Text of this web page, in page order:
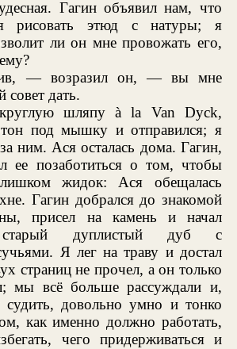
Гагин объявил нам, что
рисовать этюд с натуры; я
ли он мне провожать его,
— возразил он, — вы мне
дать.
шляпу à la Van Dyck,
под мышку и отправился; я
ним. Ася осталась дома. Гагин,
ее позаботиться о том, чтобы
жидок: Ася обещалась
Гагин добрался до знакомой
присел на камень и начал
старый дуплистый дуб с
Я лег на траву и достал
страниц не прочел, а он только
мы всё больше рассуждали и,
судить, довольно умно и тонко
как именно должно работать,
чего придерживаться и